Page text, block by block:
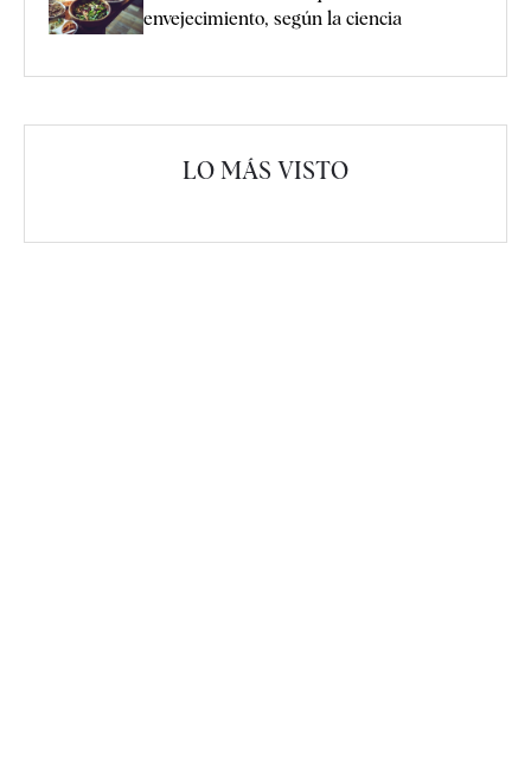
envejecimiento, según la ciencia
LO MÁS VISTO